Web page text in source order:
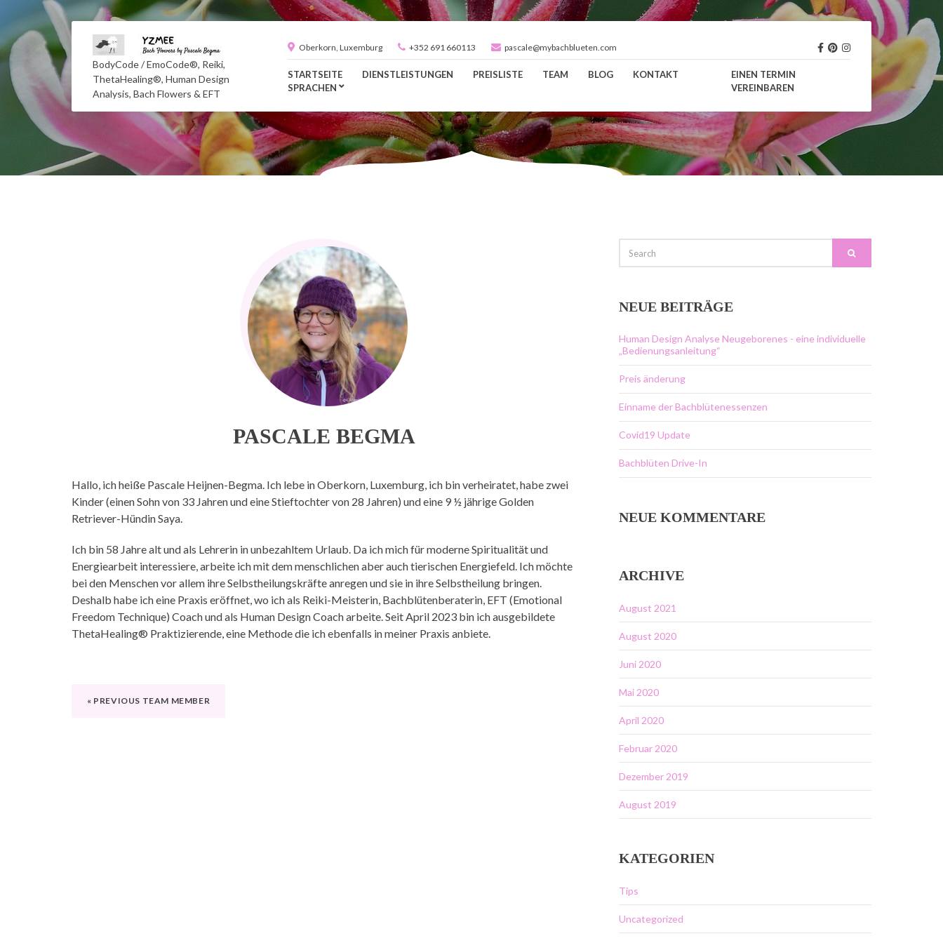
BodyCode / EmoCode®, Reiki,
ThetaHealing®, Human Design
Analysis, Bach Flowers & EFT
Oberkorn, Luxemburg +352 691 660113 pascale@mybachblueten.com
STARTSEITE DIENSTLEISTUNGEN PREISLISTE TEAM BLOG
KONTAKT
SPRACHEN
EINEN TERMIN
VEREINBAREN
PASCALE BEGMA
Hallo, ich heiße Pascale Heijnen-Begma. Ich lebe in Oberkorn, Luxemburg, ich bin verheiratet, habe zwei
Kinder (einen Sohn von 33 Jahren und eine Stieftochter von 28 Jahren) und eine 9 ½ jährige Golden
Retriever-Hündin Saya.
Ich bin 58 Jahre alt und als Lehrerin in unbezahltem Urlaub. Da ich mich für moderne Spiritualität und
Energiearbeit interessiere, arbeite ich mit dem menschlichen aber auch tierischen Energiefeld. Ich möchte
bei den Menschen vor allem ihre Selbstheilungskräfte anregen und sie in ihre Selbstheilung bringen.
Deshalb habe ich eine Praxis eröffnet, wo ich als Reiki-Meisterin, Bachblütenberaterin, EFT (Emotional
Freedom Technique) Coach und als Human Design Coach arbeite. Seit April 2023 bin ich ausgebildete
ThetaHealing® Praktizierende, eine Methode die ich ebenfalls in meiner Praxis anbiete.
BEITRAGS-
« PREVIOUS TEAM MEMBER
FOR:
NEUE BEITRÄGE
Human Design Analyse Neugeborenes - eine individuelle
„Bedienungsanleitung“
Preis änderung
Einname der Bachblütenessenzen
Covid19 Update
Bachblüten Drive-In
NEUE KOMMENTARE
ARCHIVE
August 2021
August 2020
Juni 2020
Mai 2020
April 2020
Februar 2020
Dezember 2019
August 2019
KATEGORIEN
Tips
Uncategorized